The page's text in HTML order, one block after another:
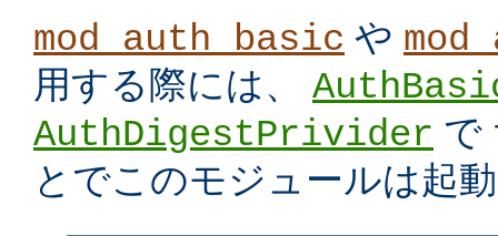
mod_auth_basic や
用する際には、
AuthDigestPrivider で
とでこのモジュールは起